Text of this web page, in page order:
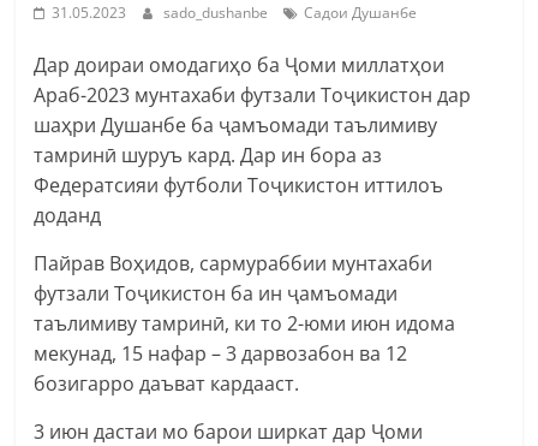
31.05.2023 sado_dushanbe Садои Душанбе
Дар доираи омодагиҳо ба Ҷоми миллатҳои
Араб-2023 мунтахаби футзали Тоҷикистон дар
шаҳри Душанбе ба ҷамъомади таълимиву
тамринӣ шуруъ кард. Дар ин бора аз
Федератсияи футболи Тоҷикистон иттилоъ
доданд
Пайрав Воҳидов, сармураббии мунтахаби
футзали Тоҷикистон ба ин ҷамъомади
таълимиву тамринӣ, ки то 2-юми июн идома
мекунад, 15 нафар – 3 дарвозабон ва 12
бозигарро даъват кардааст.
3 июн дастаи мо барои ширкат дар Ҷоми